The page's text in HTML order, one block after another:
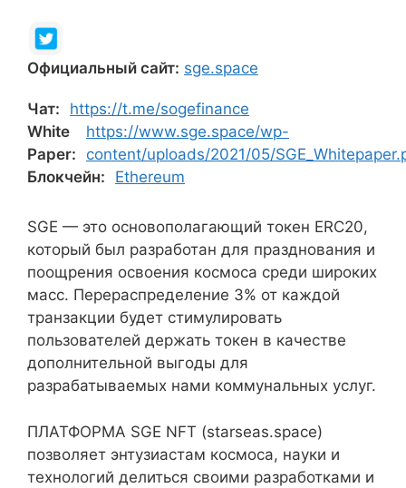
Официальный сайт: sge.space
Чат:
https://t.me/sogefinance
White
Paper:
https://www.sge.space/wp-
content/uploads/2021/05/
Блокчейн:
Ethereum
SGE — это основополагающий токен ERC20,
который был разработан для празднования и
поощрения освоения космоса среди широких
масс. Перераспределение 3% от каждой
транзакции будет стимулировать
пользователей держать токен в качестве
дополнительной выгоды для
разрабатываемых нами коммунальных услуг.
ПЛАТФОРМА SGE NFT (starseas.space)
позволяет энтузиастам космоса, науки и
технологий делиться своими разработками и